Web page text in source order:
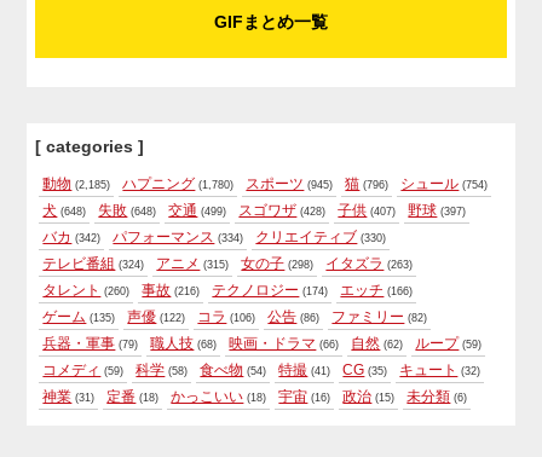
GIFまとめ一覧
[ categories ]
動物 (2,185) ハプニング (1,780) スポーツ (945) 猫 (796) シュール (754)
犬 (648) 失敗 (648) 交通 (499) スゴワザ (428) 子供 (407) 野球 (397)
バカ (342) パフォーマンス (334) クリエイティブ (330)
テレビ番組 (324) アニメ (315) 女の子 (298) イタズラ (263)
タレント (260) 事故 (216) テクノロジー (174) エッチ (166)
ゲーム (135) 声優 (122) コラ (106) 公告 (86) ファミリー (82)
兵器・軍事 (79) 職人技 (68) 映画・ドラマ (66) 自然 (62) ループ (59)
コメディ (59) 科学 (58) 食べ物 (54) 特撮 (41) CG (35) キュート (32)
神業 (31) 定番 (18) かっこいい (18) 宇宙 (16) 政治 (15) 未分類 (6)